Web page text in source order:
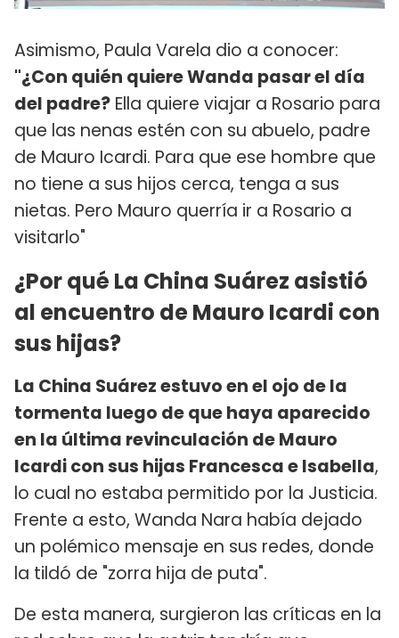
Asimismo, Paula Varela dio a conocer:
"¿Con quién quiere Wanda pasar el día
del padre? Ella quiere viajar a Rosario para
que las nenas estén con su abuelo, padre
de Mauro Icardi. Para que ese hombre que
no tiene a sus hijos cerca, tenga a sus
nietas. Pero Mauro querría ir a Rosario a
visitarlo"
¿Por qué La China Suárez asistió
al encuentro de Mauro Icardi con
sus hijas?
La China Suárez estuvo en el ojo de la
tormenta luego de que haya aparecido
en la última revinculación de Mauro
Icardi con sus hijas Francesca e Isabella,
lo cual no estaba permitido por la Justicia.
Frente a esto, Wanda Nara había dejado
un polémico mensaje en sus redes, donde
la tildó de "zorra hija de puta".
De esta manera, surgieron las críticas en la